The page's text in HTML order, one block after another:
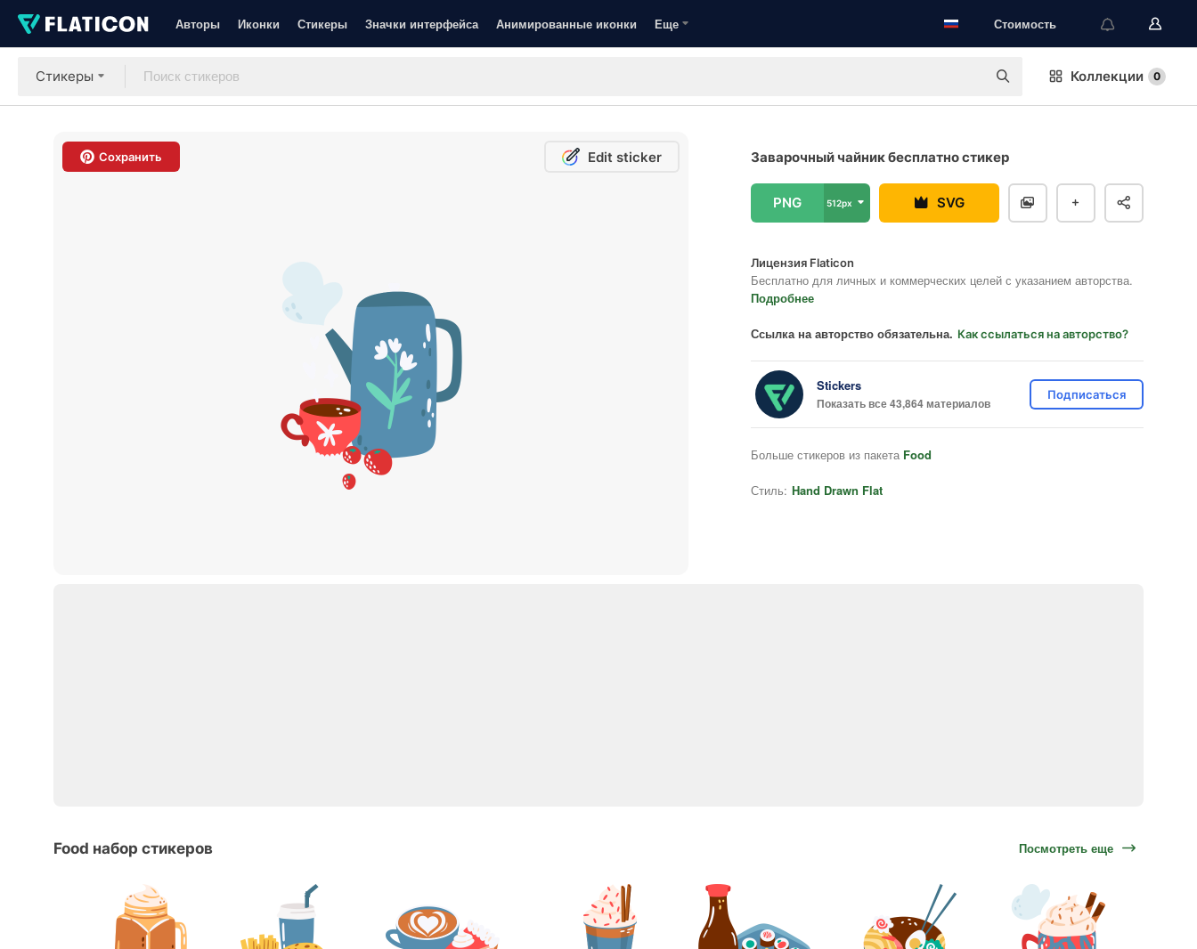
Авторы Иконки Стикеры Значки интерфейса Анимированные иконки Еще Стоимость
Стикеры Коллекции 0
Сохранить Edit sticker Заварочный чайник бесплатно стикер
PNG 512px SVG
Лицензия Flaticon
Бесплатно для личных и коммерческих целей с указанием авторства.
Подробнее
Ссылка на авторство обязательна. Как ссылаться на авторство?
Stickers
Показать все 43,864 материалов
Подписаться
Больше стикеров из пакета Food
Стиль: Hand Drawn Flat
Food набор стикеров Посмотреть еще